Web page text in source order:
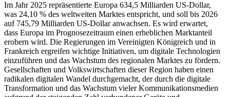
Im Jahr 2025 repräsentierte Europa 634,5 Milliarden US-Dollar,
was 24,10 % des weltweiten Marktes entspricht, und soll bis 2026
auf 745,79 Milliarden US-Dollar anwachsen. Es wird erwartet,
dass Europa im Prognosezeitraum einen erheblichen Marktanteil
erobern wird. Die Regierungen im Vereinigten Königreich und in
Frankreich ergreifen wichtige Initiativen, um digitale Technologien
einzuführen und das Wachstum des regionalen Marktes zu fördern.
Gesellschaften und Volkswirtschaften dieser Region haben einen
radikalen digitalen Wandel durchgemacht, der durch die digitale
Transformation und das Wachstum vieler Kommunikationsmedien